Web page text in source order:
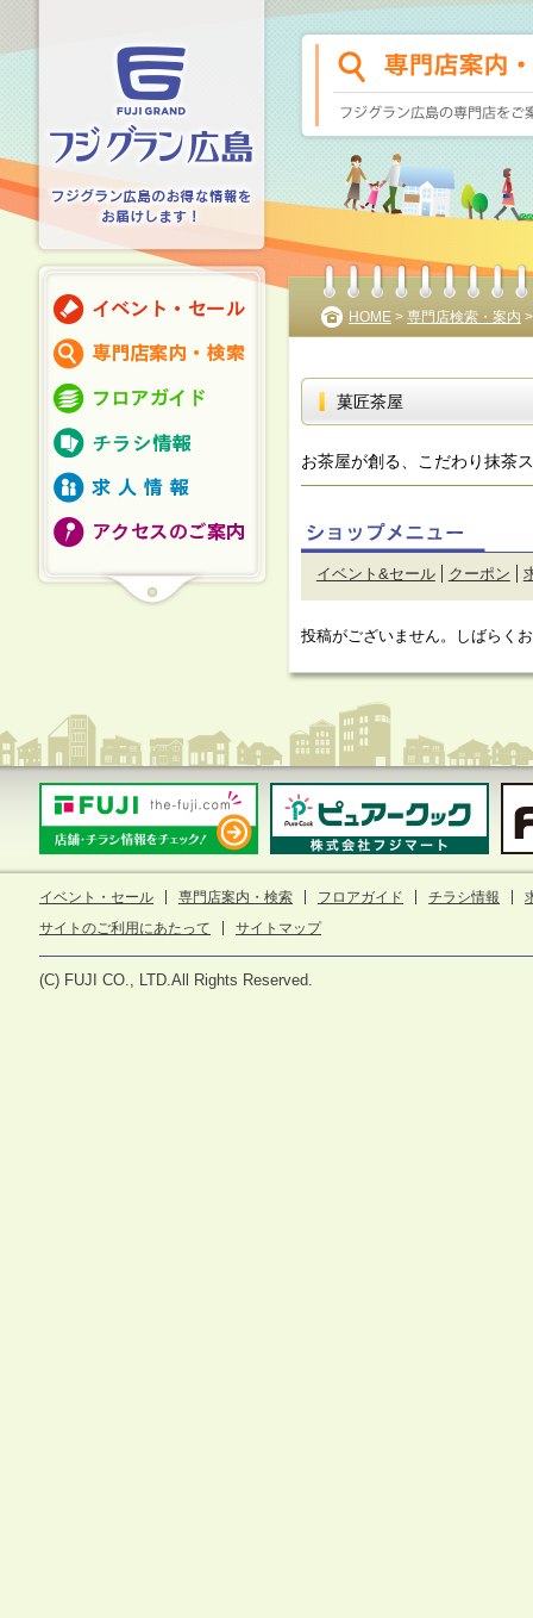
HOME > 専門店検索・案内
菓匠茶屋
お茶屋が創る、こだわり抹茶
イベント&セール クーポン
投稿がございません。しばらく
イベント・セール 専門店案内・検索 フロアガイド チラシ情報
サイトのご利用にあたって
サイトマップ
(C) FUJI CO., LTD.All Rights Reserved.